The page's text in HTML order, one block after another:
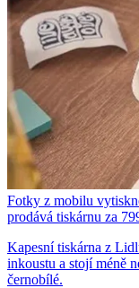
Fotky z mobilu
prodává tiskárnu za
Kapesní tiskárna z
inkoustu a stojí méně
černobílé.